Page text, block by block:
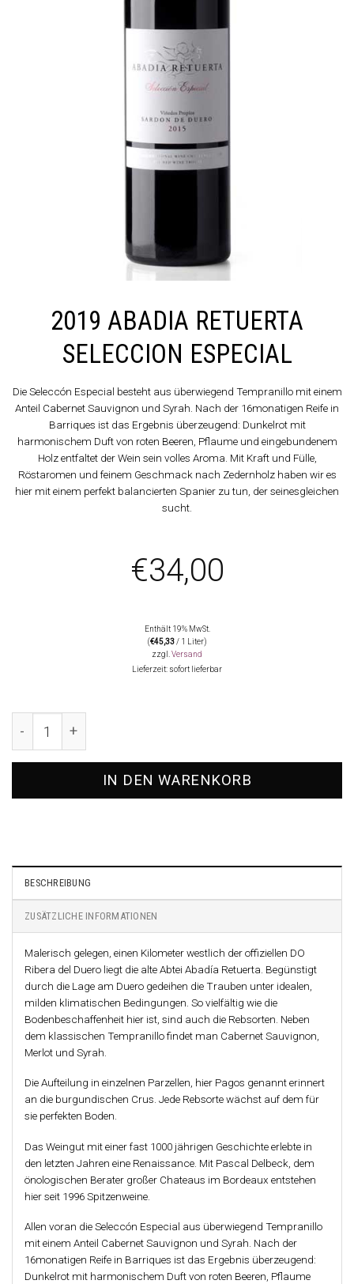
2019 ABADIA RETUERTA
SELECCION ESPECIAL
Die Seleccón Especial besteht aus überwiegend Tempranillo mit einem
Anteil Cabernet Sauvignon und Syrah. Nach der 16monatigen Reife in
Barriques ist das Ergebnis überzeugend: Dunkelrot mit
harmonischem Duft von roten Beeren, Pflaume und eingebundenem
Holz entfaltet der Wein sein volles Aroma. Mit Kraft und Fülle,
Röstaromen und feinem Geschmack nach Zedernholz haben wir es
hier mit einem perfekt balancierten Spanier zu tun, der seinesgleichen
sucht.
€34,00
Enthält 19% MwSt.
(€45,33/ 1 Liter)
zzgl.Versand
Lieferzeit: sofort lieferbar
IN DEN WARENKORB
BESCHREIBUNG
ZUSÄTZLICHE INFORMATIONEN
Malerisch gelegen, einen Kilometer westlich der offiziellen DO
Ribera del Duero liegt die alte Abtei Abadía Retuerta. Begünstigt
durch die Lage am Duero gedeihen die Trauben unter idealen,
milden klimatischen Bedingungen. So vielfältig wie die
Bodenbeschaffenheit hier ist, sind auch die Rebsorten. Neben
dem klassischen Tempranillo findet man Cabernet Sauvignon,
Merlot und Syrah.
Die Aufteilung in einzelnen Parzellen, hier Pagos genannt erinnert
an die burgundischen Crus. Jede Rebsorte wächst auf dem für
sie perfekten Boden.
Das Weingut mit einer fast 1000 jährigen Geschichte erlebte in
den letzten Jahren eine Renaissance. Mit Pascal Delbeck, dem
önologischen Berater großer Chateaus im Bordeaux entstehen
hier seit 1996 Spitzenweine.
Allen voran die Seleccón Especial aus überwiegend Tempranillo
mit einem Anteil Cabernet Sauvignon und Syrah. Nach der
16monatigen Reife in Barriques ist das Ergebnis überzeugend:
Dunkelrot mit harmonischem Duft von roten Beeren, Pflaume